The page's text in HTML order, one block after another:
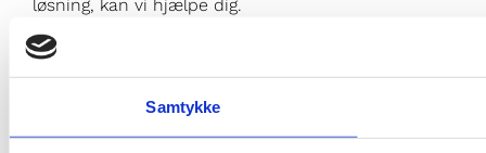
Samtykke
løsning, kan vi hjælpe dig.
Vil du gerne undgå ubehagelige overraskelser som